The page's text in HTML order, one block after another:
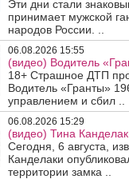
Эти дни стали
принимает мужской
народов России. ..
06.08.2026 15:55
(видео) Водитель
18+ Страшное ДТП
Водитель «Гранты»
управлением и сбил ..
06.08.2026 15:29
(видео) Тина
Сегодня, 6 августа,
Канделаки
территории замка ..